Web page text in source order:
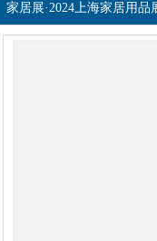
家居展·2024上海家居用